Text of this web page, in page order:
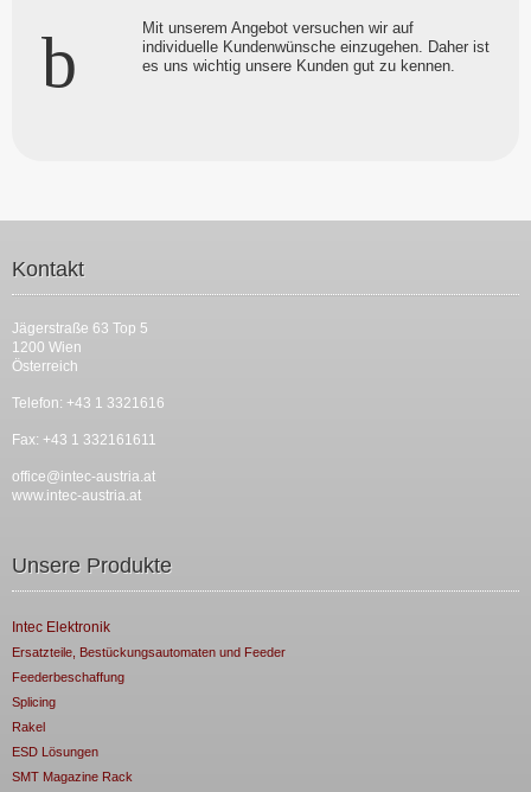
Mit unserem Angebot versuchen wir auf
individuelle Kundenwünsche einzugehen. Daher ist
es uns wichtig unsere Kunden gut zu kennen.
Kontakt
Jägerstraße 63 Top 5
1200 Wien
Österreich
Telefon: +43 1 3321616
Fax: +43 1 332161611
office@intec-austria.at
www.intec-austria.at
Unsere Produkte
Intec Elektronik
Ersatzteile, Bestückungsautomaten und Feeder
Feederbeschaffung
Splicing
Rakel
ESD Lösungen
SMT Magazine Rack